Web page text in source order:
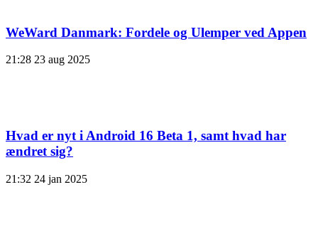
WeWard Danmark: Fordele og Ulemper ved Appen
21:28 23 aug 2025
Hvad er nyt i Android 16 Beta 1, samt hvad har
ændret sig?
21:32 24 jan 2025